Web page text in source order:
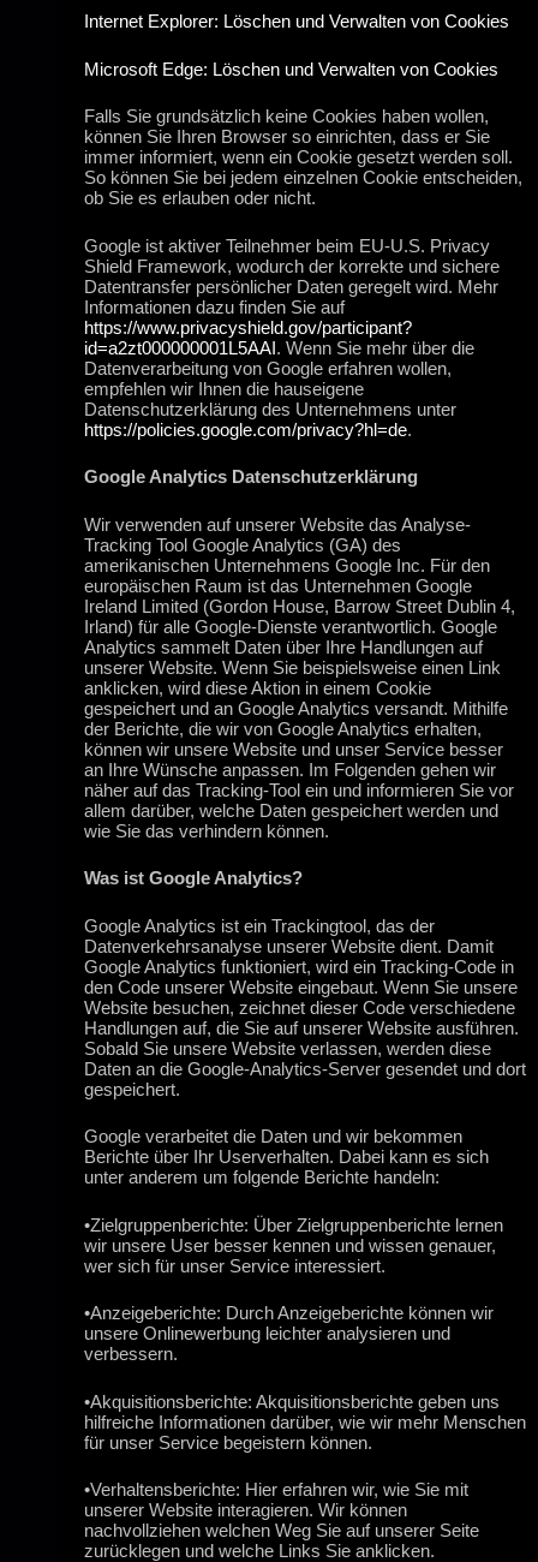
Internet Explorer: Löschen und Verwalten von Cookies
Microsoft Edge: Löschen und Verwalten von Cookies
Falls Sie grundsätzlich keine Cookies haben wollen,
können Sie Ihren Browser so einrichten, dass er Sie
immer informiert, wenn ein Cookie gesetzt werden soll.
So können Sie bei jedem einzelnen Cookie entscheiden,
ob Sie es erlauben oder nicht.
Google ist aktiver Teilnehmer beim EU-U.S. Privacy
Shield Framework, wodurch der korrekte und sichere
Datentransfer persönlicher Daten geregelt wird. Mehr
Informationen dazu finden Sie auf
https://www.privacyshield.gov/participant?
id=a2zt000000001L5AAI. Wenn Sie mehr über die
Datenverarbeitung von Google erfahren wollen,
empfehlen wir Ihnen die hauseigene
Datenschutzerklärung des Unternehmens unter
https://policies.google.com/privacy?hl=de.
Google Analytics Datenschutzerklärung
Wir verwenden auf unserer Website das Analyse-
Tracking Tool Google Analytics (GA) des
amerikanischen Unternehmens Google Inc. Für den
europäischen Raum ist das Unternehmen Google
Ireland Limited (Gordon House, Barrow Street Dublin 4,
Irland) für alle Google-Dienste verantwortlich. Google
Analytics sammelt Daten über Ihre Handlungen auf
unserer Website. Wenn Sie beispielsweise einen Link
anklicken, wird diese Aktion in einem Cookie
gespeichert und an Google Analytics versandt. Mithilfe
der Berichte, die wir von Google Analytics erhalten,
können wir unsere Website und unser Service besser
an Ihre Wünsche anpassen. Im Folgenden gehen wir
näher auf das Tracking-Tool ein und informieren Sie vor
allem darüber, welche Daten gespeichert werden und
wie Sie das verhindern können.
Was ist Google Analytics?
Google Analytics ist ein Trackingtool, das der
Datenverkehrsanalyse unserer Website dient. Damit
Google Analytics funktioniert, wird ein Tracking-Code in
den Code unserer Website eingebaut. Wenn Sie unsere
Website besuchen, zeichnet dieser Code verschiedene
Handlungen auf, die Sie auf unserer Website ausführen.
Sobald Sie unsere Website verlassen, werden diese
Daten an die Google-Analytics-Server gesendet und dort
gespeichert.
Google verarbeitet die Daten und wir bekommen
Berichte über Ihr Userverhalten. Dabei kann es sich
unter anderem um folgende Berichte handeln:
•Zielgruppenberichte: Über Zielgruppenberichte lernen
wir unsere User besser kennen und wissen genauer,
wer sich für unser Service interessiert.
•Anzeigeberichte: Durch Anzeigeberichte können wir
unsere Onlinewerbung leichter analysieren und
verbessern.
•Akquisitionsberichte: Akquisitionsberichte geben uns
hilfreiche Informationen darüber, wie wir mehr Menschen
für unser Service begeistern können.
•Verhaltensberichte: Hier erfahren wir, wie Sie mit
unserer Website interagieren. Wir können
nachvollziehen welchen Weg Sie auf unserer Seite
zurücklegen und welche Links Sie anklicken.